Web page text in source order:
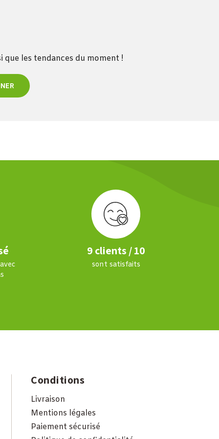
les tendances du moment !
9 clients / 10
sont satisfaits
Conditions
Livraison
Mentions légales
Paiement sécurisé